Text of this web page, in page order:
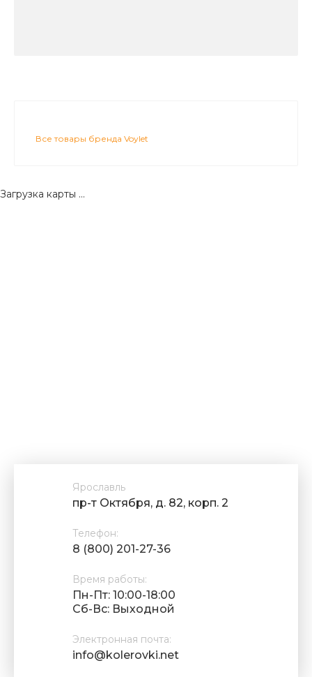
Все товары бренда Voylet
Загрузка карты ...
Ярославль
пр-т Октября, д. 82, корп. 2
Телефон:
8 (800) 201-27-36
Время работы:
Пн-Пт: 10:00-18:00
Cб-Вс: Выходной
Электронная почта:
info@kolerovki.net